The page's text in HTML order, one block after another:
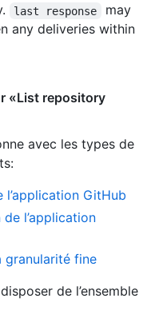
last response
may
any deliveries within
«List repository
avec les types de
:
l’application GitHub
de l’application
granularité fine
de l’ensemble